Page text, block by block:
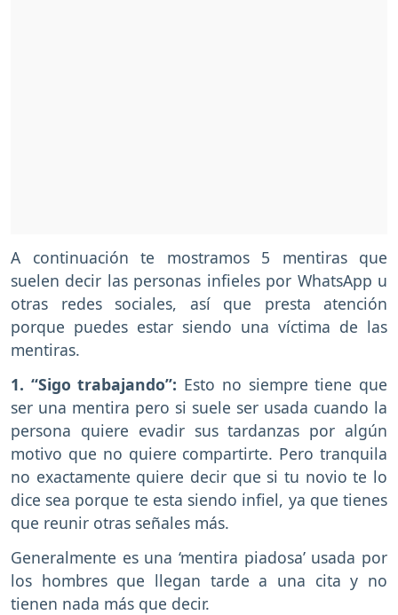
A continuación te mostramos 5 mentiras que
suelen decir las personas infieles por WhatsApp u
otras redes sociales, así que presta atención
porque puedes estar siendo una víctima de las
mentiras.
1. “Sigo trabajando”: Esto no siempre tiene que
ser una mentira pero si suele ser usada cuando la
persona quiere evadir sus tardanzas por algún
motivo que no quiere compartirte. Pero tranquila
no exactamente quiere decir que si tu novio te lo
dice sea porque te esta siendo infiel, ya que tienes
que reunir otras señales más.
Generalmente es una ‘mentira piadosa’ usada por
los hombres que llegan tarde a una cita y no
tienen nada más que decir.